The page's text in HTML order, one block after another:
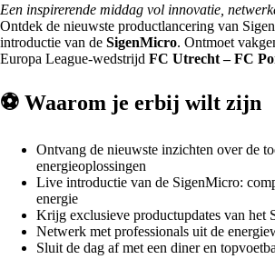
Een inspirerende middag vol innovatie,
Ontdek de nieuwste productlancering van
introductie van de SigenMicro. Ontmoet
Europa League-wedstrijd FC Utrecht – FC
⚽️ Waarom je erbij wilt zijn
Ontvang de nieuwste inzichten over de
energieoplossingen
Live introductie van de SigenMicro:
energie
Krijg exclusieve productupdates van het
Netwerk met professionals uit de
Sluit de dag af met een diner en